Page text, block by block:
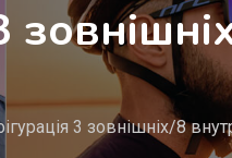
3 зовнішніх/8